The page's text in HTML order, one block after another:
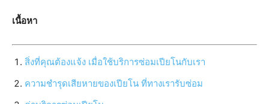
เนื้อหา
สิ่งที่คุณต้องแจ้ง เมื่อใช้บริการซ่อมเปียโนกับเรา
ความชำรุดเสียหายของเปียโน ที่ทางเรารับซ่อม